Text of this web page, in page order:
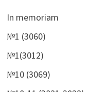
In memoriam
№1 (3060)
№1(3012)
№10 (3069)